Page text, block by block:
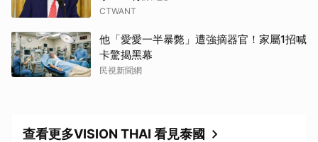
CTWANT
他「愛愛一半暴斃」遭強摘器官！家屬1招喊
卡驚揭黑幕
民視新聞網
查看更多VISION THAI 看見泰國